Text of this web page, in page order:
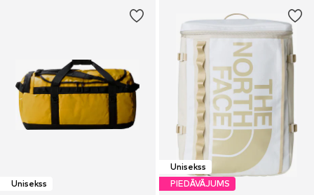
Unisekss
Unisekss
PIEDĀVĀJUMS